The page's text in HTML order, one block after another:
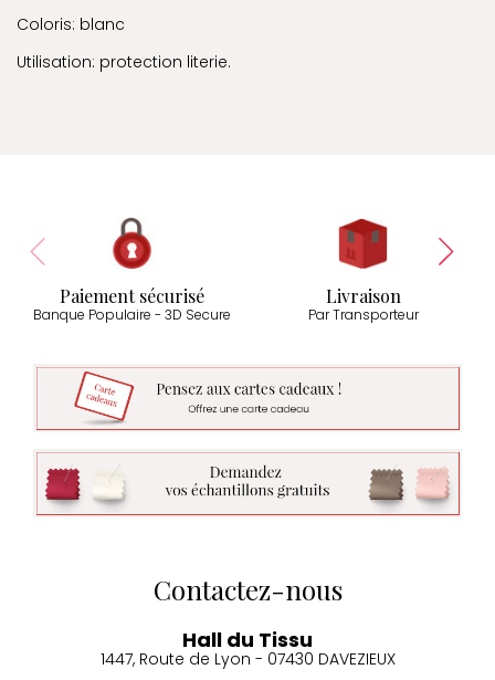
Coloris: blanc
Utilisation: protection literie.
Paiement sécurisé
Banque Populaire - 3D Secure
Livraison
Par Transporteur
Contactez-nous
Hall du Tissu
1447, Route de Lyon - 07430 DAVEZIEUX